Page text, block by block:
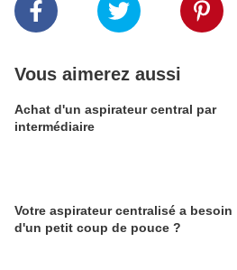
Vous aimerez aussi
Achat d'un aspirateur central par
intermédiaire
Votre aspirateur centralisé a besoin
d'un petit coup de pouce ?